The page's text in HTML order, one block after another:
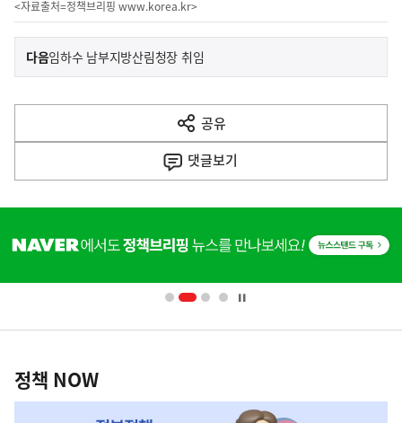
<자료출처=정책브리핑 www.korea.kr>
이
전
다
음
다음기
임하수 남부지방산림청장 취임
공유
열
기
댓글보기
단
영
책
NOW,
정책 NOW